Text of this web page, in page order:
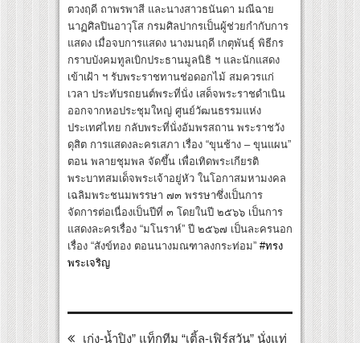
ตวงฤดี ถาพรพาสี และนางสาวธนันดา มณีฉาย
นาฏศิลปินอาวุโส กรมศิลปากรเป็นผู้ช่วยกำกับการ
แสดง เมื่อจบการแสดง นางมนฤดี เกตุพันธุ์ พิธีกร
กราบบังคมทูลเบิกประธานมูลนิธิ ฯ และนักแสดง
เข้าเฝ้า ฯ รับพระราชทานช่อดอกไม้ สมควรแก่
เวลา ประทับรถยนต์พระที่นั่ง เสด็จพระราชดำเนิน
ออกจากหอประชุมใหญ่ ศูนย์วัฒนธรรมแห่ง
ประเทศไทย กลับพระที่นั่งอัมพรสถาน พระราชวัง
ดุสิต การแสดงละครเสภา เรื่อง “ขุนช้าง – ขุนแผน”
ตอน พลายชุมพล จัดขึ้น เพื่อเทิดพระเกียรติ
พระบาทสมเด็จพระเจ้าอยู่หัว ในโอกาสมหามงคล
เฉลิมพระชนมพรรษา ๗๓ พรรษาซึ่งเป็นการ
จัดการต่อเนื่องเป็นปีที่ ๓ โดยในปี ๒๕๖๖ เป็นการ
แสดงละครเรื่อง “มโนราห์” ปี ๒๕๖๗ เป็นละครนอก
เรื่อง “สังข์ทอง ตอนนางมณฑาลงกระท่อม” #ทรง
พระเจริญ
เก่ง-น้ำปิง” แท็กทีม “เติ้ล-เฟิร์สวัน” นั่งแท่